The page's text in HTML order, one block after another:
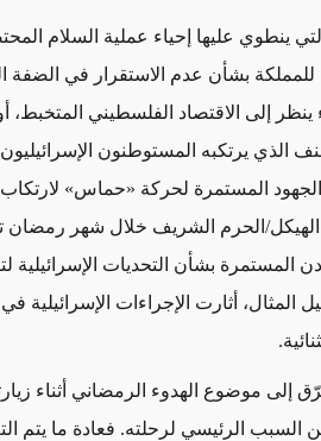
ينطوي عليها إحياء عملية السلام
للمملكة بشأن عدم الاستقرار في الضفة
ينظر إلى الاقتصاد الفلسطيني المتخبط،
الذي يرتكبه المستوطنون
المستمرة لحركة «حماس»
الهيكل/الحرم الشريف خلال شهر رمضان
المستمرة بشأن التحديات الإسرائيلية
عام 2017، على سبيل المثال، أثارت الإجراءات
.
إلى موضوع الهدوء الرمضاني أثناء
السبب الرئيسي لرحلته. فعادة ما يتم